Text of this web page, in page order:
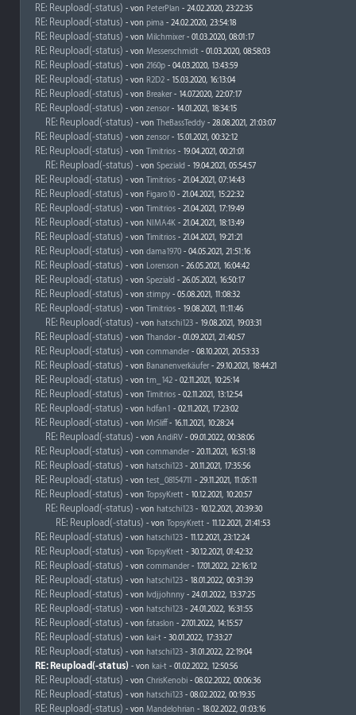
RE: Reupload(-status) - von PeterPlan - 24.02.2020, 23:22:35
RE: Reupload(-status) - von pima - 24.02.2020, 23:54:18
RE: Reupload(-status) - von Milchmixer- 01.03.2020, 08:01:17
RE: Reupload(-status) - von Messerschmidt - 01.03.2020, 08:58:03
RE: Reupload(-status) - von 2160p - 04.03.2020, 13:43:59
RE: Reupload(-status) - von R2D2 - 15.03.2020, 16:13:04
RE: Reupload(-status) - von Breaker- 14.07.2020, 22:07:17
RE: Reupload(-status) - von zensor- 14.01.2021, 18:34:15
RE: Reupload(-status) - von TheBassTeddy - 28.08.2021, 21:03:07
RE: Reupload(-status) - von zensor- 15.01.2021, 00:32:12
RE: Reupload(-status) - von Timitrios - 19.04.2021, 00:21:01
RE: Reupload(-status) - von Speziald - 19.04.2021, 05:54:57
RE: Reupload(-status) - von Timitrios - 21.04.2021, 07:14:43
RE: Reupload(-status) - von Figaro10 - 21.04.2021, 15:22:32
RE: Reupload(-status) - von Timitrios - 21.04.2021, 17:19:49
RE: Reupload(-status) - von NIMA4K - 21.04.2021, 18:13:49
RE: Reupload(-status) - von Timitrios - 21.04.2021, 19:21:21
RE: Reupload(-status) - von dama1970 - 04.05.2021, 21:51:16
RE: Reupload(-status) - von Lorenson - 26.05.2021, 16:04:42
RE: Reupload(-status) - von Speziald - 26.05.2021, 16:50:17
RE: Reupload(-status) - von stimpy - 05.08.2021, 11:08:32
RE: Reupload(-status) - von Timitrios - 19.08.2021, 11:11:46
RE: Reupload(-status) - von hatschi123 - 19.08.2021, 19:03:31
RE: Reupload(-status) - von Thandor- 01.09.2021, 21:40:57
RE: Reupload(-status) - von commander- 08.10.2021, 20:53:33
RE: Reupload(-status) - von Bananenverkäufer- 29.10.2021, 18:44:21
RE: Reupload(-status) - von tm_142 - 02.11.2021, 10:25:14
RE: Reupload(-status) - von Timitrios - 02.11.2021, 13:12:54
RE: Reupload(-status) - von hdfan1 - 02.11.2021, 17:23:02
RE: Reupload(-status) - von MrSliff- 16.11.2021, 10:28:24
RE: Reupload(-status) - von AndiRV - 09.01.2022, 00:38:06
RE: Reupload(-status) - von commander- 20.11.2021, 16:51:18
RE: Reupload(-status) - von hatschi123 - 20.11.2021, 17:35:56
RE: Reupload(-status) - von test_08154711 - 29.11.2021, 11:05:11
RE: Reupload(-status) - von TopsyKrett - 10.12.2021, 10:20:57
RE: Reupload(-status) - von hatschi123 - 10.12.2021, 20:39:30
RE: Reupload(-status) - von TopsyKrett - 11.12.2021, 21:41:53
RE: Reupload(-status) - von hatschi123 - 11.12.2021, 23:12:24
RE: Reupload(-status) - von TopsyKrett - 30.12.2021, 01:42:32
RE: Reupload(-status) - von commander- 17.01.2022, 22:16:12
RE: Reupload(-status) - von hatschi123 - 18.01.2022, 00:31:39
RE: Reupload(-status) - von lvdjjohnny - 24.01.2022, 13:37:25
RE: Reupload(-status) - von hatschi123 - 24.01.2022, 16:31:55
RE: Reupload(-status) - von fataslon - 27.01.2022, 14:15:57
RE: Reupload(-status) - von kai-t - 30.01.2022, 17:33:27
RE: Reupload(-status) - von hatschi123 - 31.01.2022, 22:19:04
RE: Reupload(-status) - von kai-t - 01.02.2022, 12:50:56
RE: Reupload(-status) - von ChrisKenobi - 08.02.2022, 00:06:36
RE: Reupload(-status) - von hatschi123 - 08.02.2022, 00:19:35
RE: Reupload(-status) - von Mandelohrian - 18.02.2022, 01:03:16